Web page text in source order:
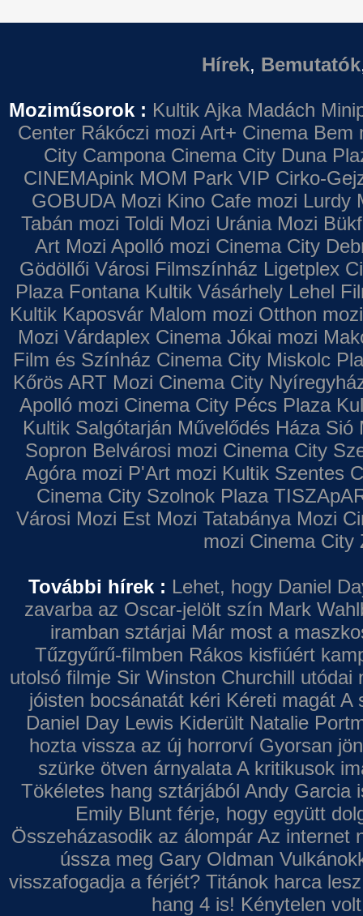
Hírek, Bemutatók
Moziműsorok : Kultik Ajka Madách
Center Rákóczi mozi Art+ Cinema Bem
City Campona Cinema City Duna
CINEMApink MOM Park VIP Cirko-
GOBUDA Mozi Kino Cafe mozi Lurdy
Tabán mozi Toldi Mozi Uránia Mozi
Art Mozi Apolló mozi Cinema City
Gödöllői Városi Filmszínház Ligetplex
Plaza Fontana Kultik Vásárhely Lehel
Kultik Kaposvár Malom mozi Otthon mozi
Mozi Várdaplex Cinema Jókai mozi
Film és Színház Cinema City Miskolc
Kőrös ART Mozi Cinema City
Apolló mozi Cinema City Pécs Plaza
Kultik Salgótarján Művelődés Háza Sió
Sopron Belvárosi mozi Cinema City
Agóra mozi P'Art mozi Kultik Szentes
Cinema City Szolnok Plaza
Városi Mozi Est Mozi Tatabánya Mozi
mozi Cinema City
További hírek : Lehet, hogy Daniel
zavarba az Oscar-jelölt szín Mark
iramban sztárjai Már most a
Tűzgyűrű-filmben Rákos kisfiúért
utolsó filmje Sir Winston Churchill utódai
jóisten bocsánatát kéri Kéreti magát A
Daniel Day Lewis Kiderült Natalie
hozta vissza az új horrorví Gyorsan
szürke ötven árnyalata A kritikusok
Tökéletes hang sztárjából Andy Garcia
Emily Blunt férje, hogy együtt
Összeházasodik az álompár Az internet
ússza meg Gary Oldman
visszafogadja a férjét? Titánok harca
hang 4 is! Kénytelen